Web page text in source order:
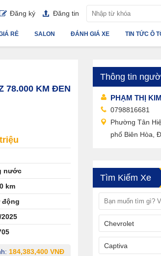
Đăng ký Đăng tin
TIN TỨC Ô
ĐÁNH GIÁ XE
SALON
RẺ
78.000 KM ĐEN
nước
km
động
2025
184,383,400 VNĐ
Thông tin
PHẠM THỊ
0798816681
Phường Tân
phố Biên Hòa,
Tìm Kiếm Xe
Chevrolet
Captiva